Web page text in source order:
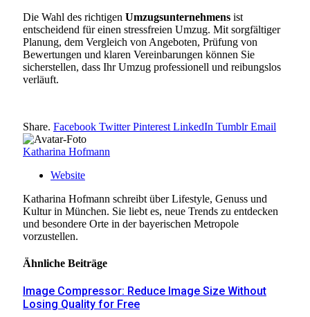
Die Wahl des richtigen Umzugsunternehmens ist
entscheidend für einen stressfreien Umzug. Mit sorgfältiger
Planung, dem Vergleich von Angeboten, Prüfung von
Bewertungen und klaren Vereinbarungen können Sie
sicherstellen, dass Ihr Umzug professionell und reibungslos
verläuft.
Share. Facebook Twitter Pinterest LinkedIn Tumblr Email
Katharina Hofmann
Website
Katharina Hofmann schreibt über Lifestyle, Genuss und
Kultur in München. Sie liebt es, neue Trends zu entdecken
und besondere Orte in der bayerischen Metropole
vorzustellen.
Ähnliche Beiträge
Image Compressor: Reduce Image Size Without
Losing Quality for Free